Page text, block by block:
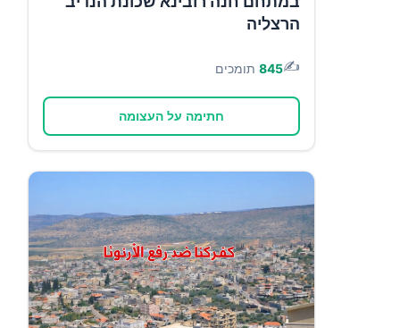
הרצליה
✍️
845 תומכים
חתימה על העצומה